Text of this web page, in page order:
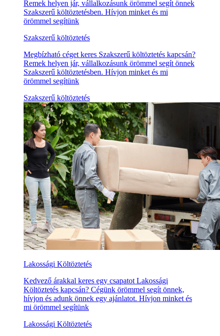
Remek helyen jár, vállalkozásunk örömmel segít önnek
Szakszerű költöztetésben. Hívjon minket és mi
örömmel segítünk
Szakszerű költöztetés
Megbízható céget keres Szakszerű költöztetés kapcsán?
Remek helyen jár, vállalkozásunk örömmel segít önnek
Szakszerű költöztetésben. Hívjon minket és mi
örömmel segítünk
Szakszerű költöztetés
Lakossági Költöztetés
Kedvező árakkal keres egy csapatot Lakossági
Költöztetés kapcsán? Cégünk örömmel segít önnek,
hívjon és adunk önnek egy ajánlatot. Hívjon minket és
mi örömmel segítünk
Lakossági Költöztetés